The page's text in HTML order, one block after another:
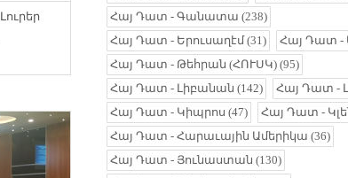
Լուրեր
Հայ Դատ - Գանատա (238)
Հայ Դատ - Երուսաղէմ(31) Հայ Դատ -
Հայ Դատ - Թեհրան (ՀՈՒՍԿ) (95)
Հայ Դատ - Լիբանան (142) Հայ Դատ -
Հայ Դատ - Կիպրոս (47) Հայ Դատ -
Հայ Դատ - Հարաւային Ամերիկա (36)
Հայ Դատ - Յունաստան (130)